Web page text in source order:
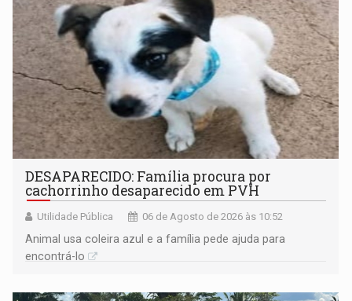
DESAPARECIDO: Família procura por
cachorrinho desaparecido em PVH
Utilidade Pública 06 de Agosto de 2026 às 10:52
Animal usa coleira azul e a família pede ajuda para
encontrá-lo